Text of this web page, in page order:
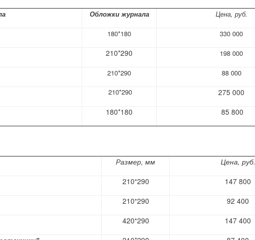
Обложки журнала
Цена, руб.
180*180
330 000
210*290
198 000
210*290
88 000
210*290 275 000
180*180 85 800
Размер, мм
Цена, руб.
210*290
147 800
210*290
92 400
420*290 147 400